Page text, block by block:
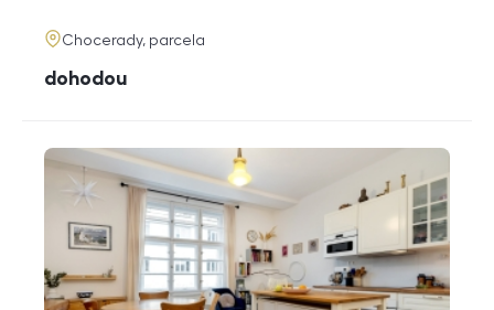
adresa
Chocerady, parcela
cena
dohodou